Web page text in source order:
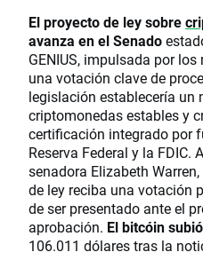
El proyecto de ley sobre
avanza en el Senado
GENIUS, impulsada por
una votación clave de
legislación establecería un
criptomonedas estables y
certificación integrado por
Reserva Federal y la FDIC.
senadora Elizabeth
de ley reciba una votación
de ser presentado ante el
aprobación. El bitcóin
106.011 dólares tras la